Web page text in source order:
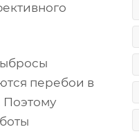
перебои в
Поэтому